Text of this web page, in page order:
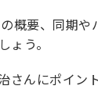
概要、同期
ょう。
さんにポイン